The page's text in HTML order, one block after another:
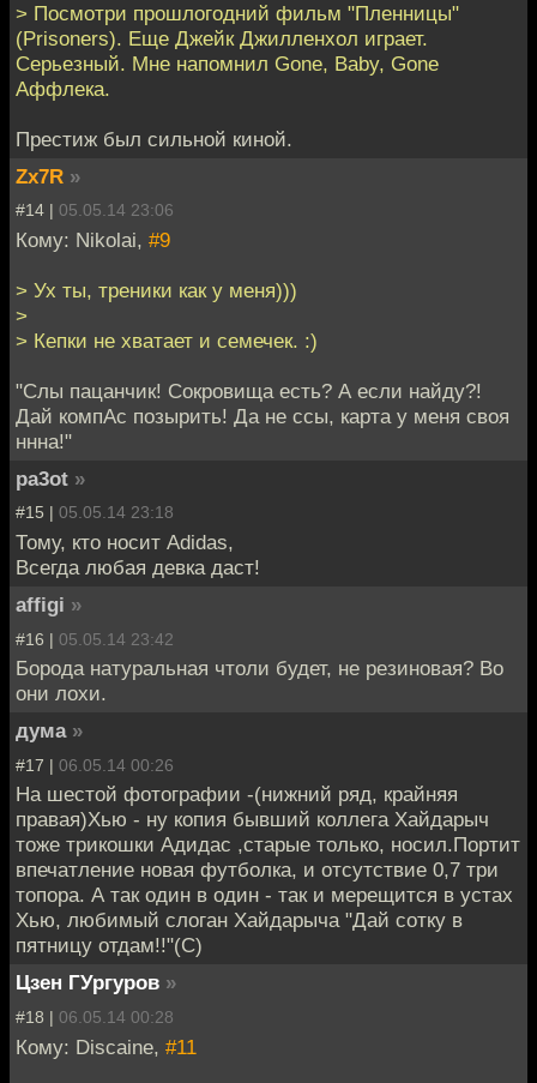
> Посмотри прошлогодний фильм "Пленницы"
(Prisoners). Еще Джейк Джилленхол играет.
Серьезный. Мне напомнил Gone, Baby, Gone
Аффлека.
Престиж был сильной киной.
Zx7R »
#14 | 05.05.14 23:06
Кому: Nikolai, #9
> Ух ты, треники как у меня)))
>
> Кепки не хватает и семечек. :)
"Cлы пацанчик! Сокровища есть? А если найду?!
Дай компАс позырить! Да не ссы, карта у меня своя
ннна!"
pa3ot »
#15 | 05.05.14 23:18
Тому, кто носит Adidas,
Всегда любая девка даст!
affigi »
#16 | 05.05.14 23:42
Борода натуральная чтоли будет, не резиновая? Во
они лохи.
дума »
#17 | 06.05.14 00:26
На шестой фотографии -(нижний ряд, крайняя
правая)Хью - ну копия бывший коллега Хайдарыч
тоже трикошки Адидас ,старые только, носил.Портит
впечатление новая футболка, и отсутствие 0,7 три
топора. А так один в один - так и мерещится в устах
Хью, любимый слоган Хайдарыча "Дай сотку в
пятницу отдам!!"(С)
Цзен ГУргуров »
#18 | 06.05.14 00:28
Кому: Discaine, #11